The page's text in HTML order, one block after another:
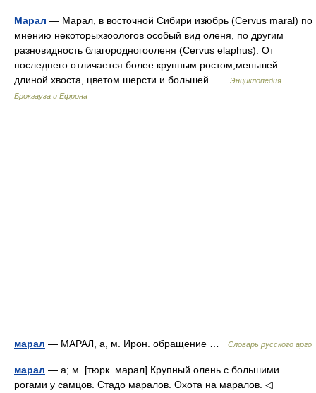
Марал — Марал, в восточной Сибири изюбрь (Cervus maral) по
мнению некоторыхзоологов особый вид оленя, по другим
разновидность благородногооленя (Сervus elaphus). От
последнего отличается более крупным ростом,меньшей
длиной хвоста, цветом шерсти и большей …
Энциклопедия
Брокгауза и Ефрона
марал — МАРАЛ, а, м. Ирон. обращение … Словарь русского арго
марал — а; м. [тюрк. марал] Крупный олень с большими
рогами у самцов. Стадо маралов. Охота на маралов. ◁